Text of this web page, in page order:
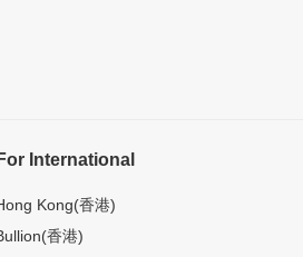
International
Kong(香港)
香港)